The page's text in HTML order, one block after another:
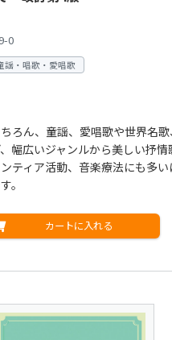
0
謡・唱歌・愛唱歌
ろん、童謡、愛唱歌や世界名
幅広いジャンルから美しい抒
ティア活動、音楽療法にも多
。
カートに入れる